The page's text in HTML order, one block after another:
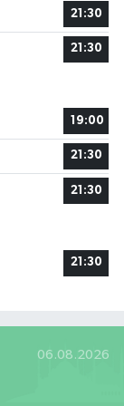
21:30
21:30
19:00
21:30
21:30
21:30
06.08.2026